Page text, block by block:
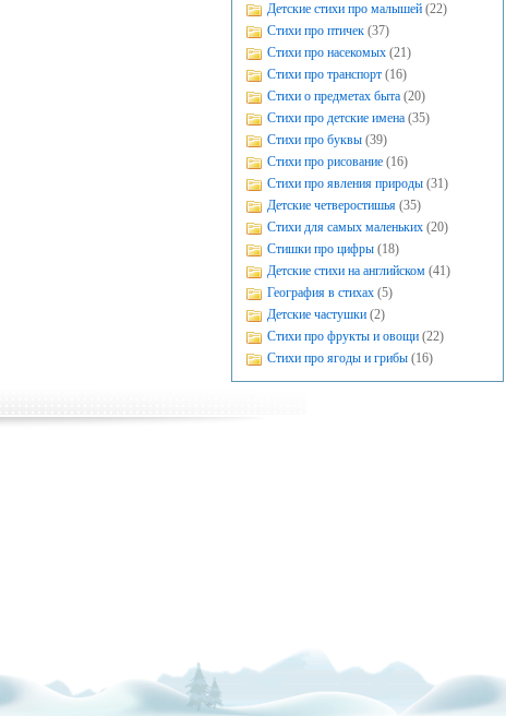
Детские стихи про малышей (22)
Стихи про птичек (37)
Стихи про насекомых (21)
Стихи про транспорт (16)
Стихи о предметах быта (20)
Стихи про детские имена (35)
Стихи про буквы (39)
Стихи про рисование (16)
Стихи про явления природы (31)
Детские четверостишья (35)
Стихи для самых маленьких (20)
Стишки про цифры (18)
Детские стихи на английском (41)
География в стихах (5)
Детские частушки (2)
Стихи про фрукты и овощи (22)
Стихи про ягоды и грибы (16)